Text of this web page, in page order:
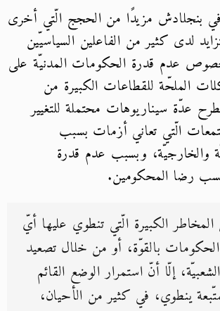
بنجلادش مزيدًا من الحجج الّتي أخرى
لدى كثير من الفاعلين السياسيّين
عدم قدرة الحكومات المدنيّة على
الملحّة للقطاعات الكبيرة من
عدّة سيناريوهات محتملة للتغيير
الّتي تعاني أزمات بسبب
والخارجيّة، وبسبب عدم قدرة
رضا المحكومين.
الكبيرة الّتي تنطوي عليها أيّ
الحكومات بالقوّة، أو من خلال تصعيد
إلّا أنّ استمرار الوضع القائم
ينطوي، في كثير من الأحيان،